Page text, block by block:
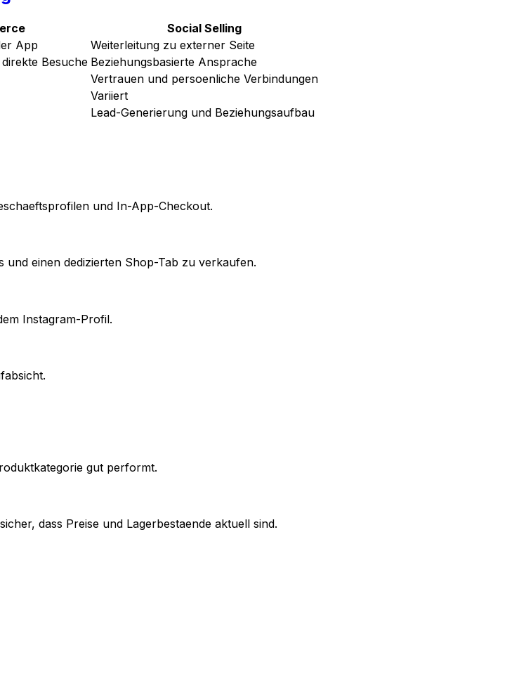
Social Selling
App
Weiterleitung zu externer Seite
Besuche Beziehungsbasierte Ansprache
Vertrauen und persoenliche Verbindungen
Variiert
Lead-Generierung und Beziehungsaufbau
und In-App-Checkout.
einen dedizierten Shop-Tab zu verkaufen.
Instagram-Profil.
gut performt.
dass Preise und Lagerbestaende aktuell sind.